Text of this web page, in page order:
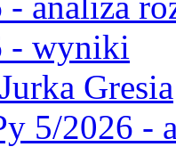
- wyniki
Gresia
5/2026 -